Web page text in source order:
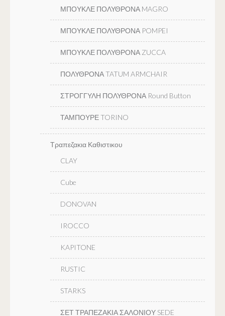
ΜΠΟΥΚΛΕ ΠΟΛΥΘΡΟΝΑ MAGRO
ΜΠΟΥΚΛΕ ΠΟΛΥΘΡΟΝΑ POMPEI
ΜΠΟΥΚΛΕ ΠΟΛΥΘΡΟΝΑ ZUCCA
ΠΟΛΥΘΡΟΝΑ TATUM ARMCHAIR
ΣΤΡΟΓΓΥΛΗ ΠΟΛΥΘΡΟΝΑ Round Button
ΤΑΜΠΟΥΡΕ TORINO
Τραπεζακια Καθιστικου
CLAY
Cube
DONOVAN
IROCCO
KAPITONE
RUSTIC
STARKS
ΣΕΤ ΤΡΑΠΕΖΑΚΙΑ ΣΑΛΟΝΙΟΥ SEDE